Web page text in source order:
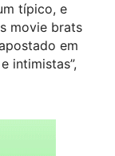
típico, e
movie brats
em
intimistas”,